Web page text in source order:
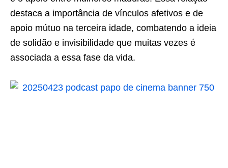
destaca a importância de vínculos afetivos e de
apoio mútuo na terceira idade, combatendo a ideia
de solidão e invisibilidade que muitas vezes é
associada a essa fase da vida.